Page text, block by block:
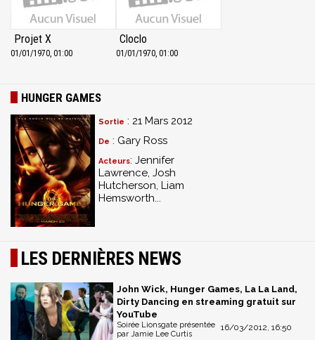
Projet X
01/01/1970, 01:00
Cloclo
01/01/1970, 01:00
HUNGER GAMES
Sortie : 21 Mars 2012
De : Gary Ross
Acteurs: Jennifer
Lawrence, Josh
Hutcherson, Liam
Hemsworth...
LES DERNIÈRES NEWS
John Wick, Hunger Games, La La Land,
Dirty Dancing en streaming gratuit sur
YouTube
16/03/2012, 16:50
Soirée Lionsgate présentée
par Jamie Lee Curtis